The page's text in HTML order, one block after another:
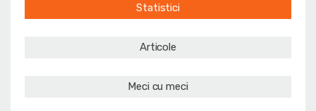
Statistici
Articole
Meci cu meci